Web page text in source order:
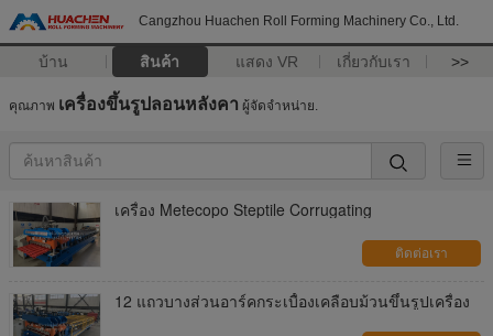
Cangzhou Huachen Roll Forming Machinery Co., Ltd.
บ้าน สินค้า แสดง VR เกี่ยวกับเรา >>
คุณภาพ เครื่องขึ้นรูปลอนหลังคา ผู้จัดจำหน่าย.
เครื่อง Metecopo Steptile Corrugating
ติดต่อเรา
12 แถวบางส่วนอาร์คกระเบื้องเคลือบม้วนขึ้นรูปเครื่อง